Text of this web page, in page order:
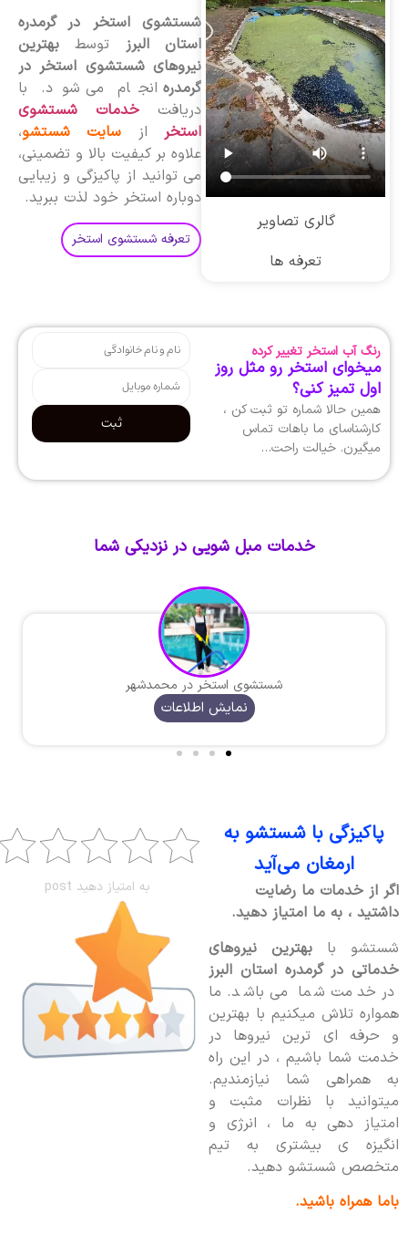
شستشوی استخر در گرمدره
استان البرزتوسط
بهترین
نیروهای شستشوی استخر در
گرمدرهانجام می شود. با
دریافت
خدمات شستشوی
استخراز سایت شستشو،
علاوه بر کیفیت بالا و تضمینی،
می توانید از پاکیزگی و زیبایی
دوباره استخر خود لذت ببرید.
تعرفه شستشوی استخر
گالری تصاویر
تعرفه ها
رنگ آب استخر تغییر کرده
میخوای استخر رو مثل روز
اول تمیز کنی؟
همین حالا شماره تو ثبت کن ،
کارشناسای ما باهات تماس
میگیرن. خیالت راحت…
ثبت
خدمات مبل شویی در نزدیکی شما
شستشوی استخر در محمدشهر
نمایش اطلاعات
پاکیزگی با شستشو به
ارمغان می‌آید
اگر از خدمات ما رضایت
داشتید ، به ما امتیاز دهید.
شستشو با
بهترین نیروهای
خدماتی در گرمدره استان البرز
در خدمت شما می باشد. ما
همواره تلاش میکنیم با بهترین
و حرفه ای ترین نیروها در
خدمت شما باشیم ، در این راه
به همراهی شما نیازمندیم.
میتوانید با نظرات مثبت و
امتیاز دهی به ما ، انرژی و
انگیزه ی بیشتری به تیم
متخصص شستشو دهید.
باما همراه باشید.
به امتیاز دهید post